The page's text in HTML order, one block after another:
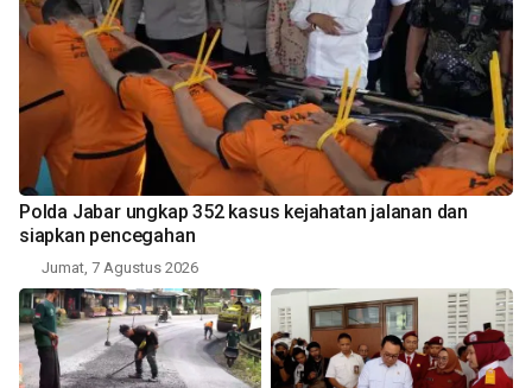
Polda Jabar ungkap 352 kasus kejahatan jalanan dan
siapkan pencegahan
Jumat, 7 Agustus 2026